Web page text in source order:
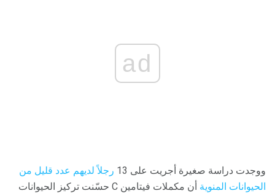
ad
ووجدت دراسة صغيرة أجريت على 13
رجلاً لديهم عدد قليل من
الحيوانات المنوية
أن مكملات فيتامين C حسّنت تركيز الحيوانات